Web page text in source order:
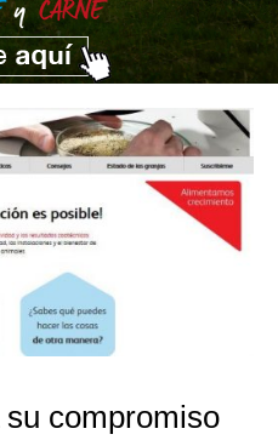
compromiso